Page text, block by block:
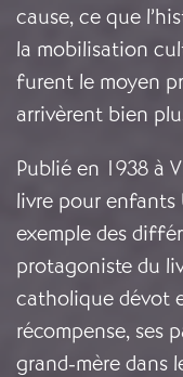
cause, ce que
la mobilisation
furent le moyen
arrivèrent bien
Publié en 1938 à
livre pour enfants
exemple des
protagoniste du
catholique dévot
récompense, ses
grand-mère dans